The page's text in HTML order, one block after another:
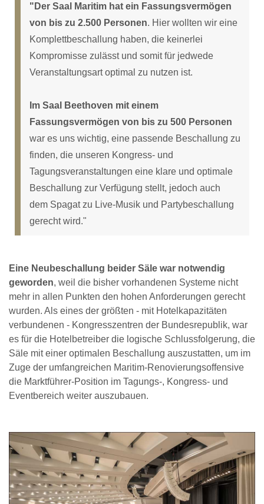
"Der Saal Maritim hat ein Fassungsvermögen
von bis zu 2.500 Personen. Hier wollten wir eine
Komplettbeschallung haben, die keinerlei
Kompromisse zulässt und somit für jedwede
Veranstaltungsart optimal zu nutzen ist.
Im Saal Beethoven mit einem
Fassungsvermögen von bis zu 500 Personen
war es uns wichtig, eine passende Beschallung zu
finden, die unseren Kongress- und
Tagungsveranstaltungen eine klare und optimale
Beschallung zur Verfügung stellt, jedoch auch
dem Spagat zu Live-Musik und Partybeschallung
gerecht wird."
Eine Neubeschallung beider Säle war notwendig
geworden, weil die bisher vorhandenen Systeme nicht
mehr in allen Punkten den hohen Anforderungen gerecht
wurden. Als eines der größten - mit Hotelkapazitäten
verbundenen - Kongresszentren der Bundesrepublik, war
es für die Hotelbetreiber die logische Schlussfolgerung, die
Säle mit einer optimalen Beschallung auszustatten, um im
Zuge der umfangreichen Maritim-Renovierungsoffensive
die Marktführer-Position im Tagungs-, Kongress- und
Eventbereich weiter auszubauen.